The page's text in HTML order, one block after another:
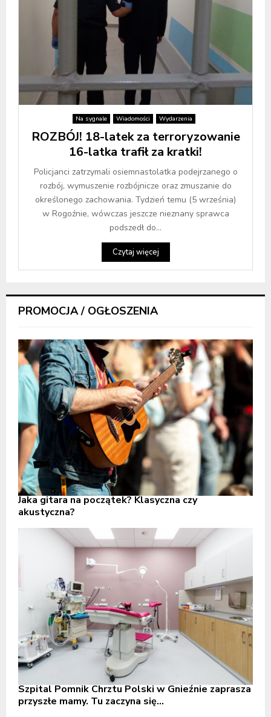
Na sygnale Wiadomości Wydarzenia
ROZBÓJ! 18-latek za terroryzowanie
16-latka trafił za kratki!
Policjanci zatrzymali osiemnastolatka podejrzanego o
rozbój, wymuszenie rozbójnicze oraz zmuszanie do
określonego zachowania. Tydzień temu (5 września)
w Rogoźnie, wówczas jeszcze nieznany sprawca
podszedł do...
Czytaj więcej
PROMOCJA / OGŁOSZENIA
Jaka gitara na początek? Klasyczna czy
akustyczna?
Szpital Pomnik Chrztu Polski w Gnieźnie zaprasza
przyszłe mamy. Tu zaczyna się...